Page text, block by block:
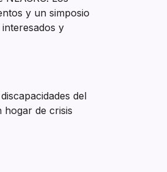
y un simposio
y
del
hogar de crisis